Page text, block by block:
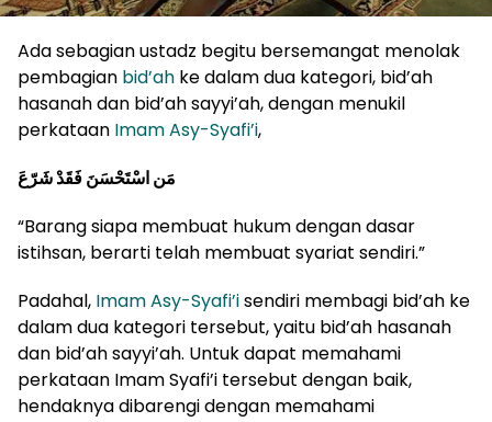
Ada sebagian ustadz begitu bersemangat menolak
pembagian bid’ah ke dalam dua kategori, bid’ah
hasanah dan bid’ah sayyi’ah, dengan menukil
perkataan Imam Asy-Syafi’i,
مَن اسْتَحْسَنَ فَقَدْ شَرّعَ
“Barang siapa membuat hukum dengan dasar
istihsan, berarti telah membuat syariat sendiri.”
Padahal, Imam Asy-Syafi’isendiri membagi bid’ah ke
dalam dua kategori tersebut, yaitu bid’ah hasanah
dan bid’ah sayyi’ah. Untuk dapat memahami
perkataan Imam Syafi’i tersebut dengan baik,
hendaknya dibarengi dengan memahami